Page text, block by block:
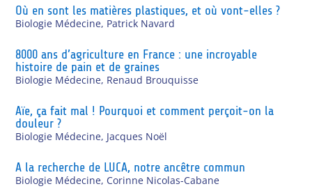
Où en sont les matières plastiques, et où vont-elles ?
Biologie Médecine, Patrick Navard
8000 ans d’agriculture en France : une incroyable
histoire de pain et de graines
Biologie Médecine, Renaud Brouquisse
Aïe, ça fait mal ! Pourquoi et comment perçoit-on la
douleur ?
Biologie Médecine, Jacques Noël
A la recherche de LUCA, notre ancêtre commun
Biologie Médecine, Corinne Nicolas-Cabane